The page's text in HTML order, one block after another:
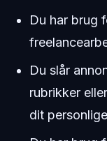
Du har brug
Du slår
rubrikker
dit